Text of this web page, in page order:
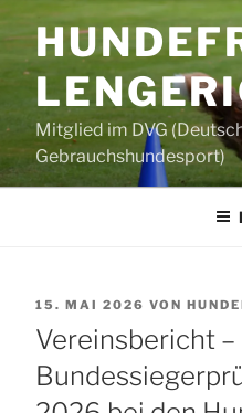
Inhalt
springen
Mitglied im DVG
Gebrauchshundesport)
VERÖFFENTLICHT
AM
15. MAI 2026 VON
Vereinsbericht –